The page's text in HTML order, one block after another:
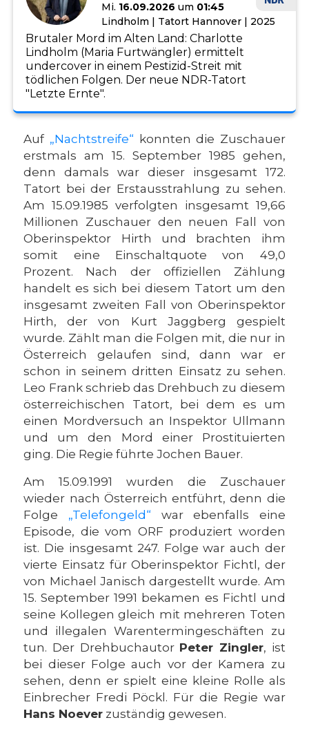
Mi. 16.09.2026 um 01:45
Lindholm | Tatort Hannover | 2025
Brutaler Mord im Alten Land: Charlotte
Lindholm (Maria Furtwängler) ermittelt
undercover in einem Pestizid-Streit mit
tödlichen Folgen. Der neue NDR-Tatort
"Letzte Ernte".
Auf „Nachtstreife“ konnten die Zuschauer
erstmals am 15. September 1985 gehen,
denn damals war dieser insgesamt 172.
Tatort bei der Erstausstrahlung zu sehen.
Am 15.09.1985 verfolgten insgesamt 19,66
Millionen Zuschauer den neuen Fall von
Oberinspektor Hirth und brachten ihm
somit eine Einschaltquote von 49,0
Prozent. Nach der offiziellen Zählung
handelt es sich bei diesem Tatort um den
insgesamt zweiten Fall von Oberinspektor
Hirth, der von Kurt Jaggberg gespielt
wurde. Zählt man die Folgen mit, die nur in
Österreich gelaufen sind, dann war er
schon in seinem dritten Einsatz zu sehen.
Leo Frank schrieb das Drehbuch zu diesem
österreichischen Tatort, bei dem es um
einen Mordversuch an Inspektor Ullmann
und um den Mord einer Prostituierten
ging. Die Regie führte Jochen Bauer.
Am 15.09.1991 wurden die Zuschauer
wieder nach Österreich entführt, denn die
Folge „Telefongeld“ war ebenfalls eine
Episode, die vom ORF produziert worden
ist. Die insgesamt 247. Folge war auch der
vierte Einsatz für Oberinspektor Fichtl, der
von Michael Janisch dargestellt wurde. Am
15. September 1991 bekamen es Fichtl und
seine Kollegen gleich mit mehreren Toten
und illegalen Warentermingeschäften zu
tun. Der Drehbuchautor Peter Zingler, ist
bei dieser Folge auch vor der Kamera zu
sehen, denn er spielt eine kleine Rolle als
Einbrecher Fredi Pöckl. Für die Regie war
Hans Noever zuständig gewesen.